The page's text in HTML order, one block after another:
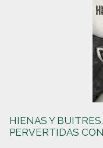
HIENAS Y
PERVERTIDAS